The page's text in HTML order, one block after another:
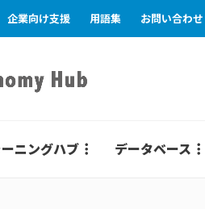
企業向け支援 用語集 お問い合わせ
ニングハブ データベース